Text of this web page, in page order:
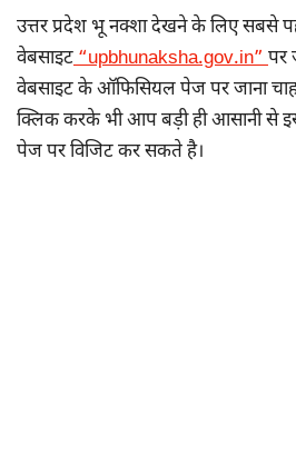
उत्तर प्रदेश भू नक्शा देखने के लिए सबसे
वेबसाइट“upbhunaksha.gov.in”पर
वेबसाइट के ऑफिसियल पेज पर जाना
क्लिक करके भी आप बड़ी ही आसानी से
पेज पर विजिट कर सकते है।